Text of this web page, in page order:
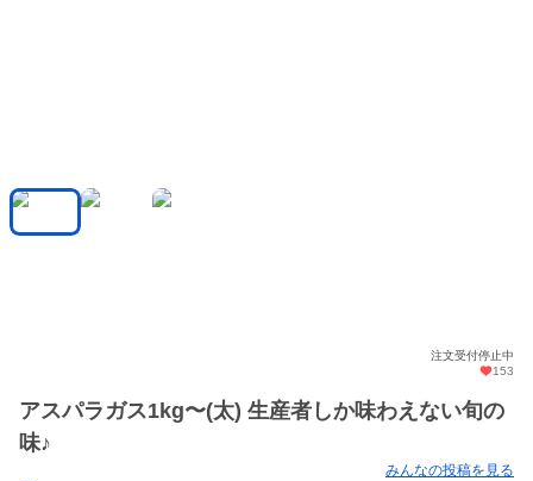
注文受付停止中
153
アスパラガス1kg〜(太) 生産者しか味わえない旬の
味♪
みんなの投稿を見る